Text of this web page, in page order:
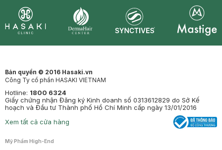
Bản quyền © 2016 Hasaki.vn
Công Ty cổ phần HASAKI VIETNAM
Hotline: 1800 6324
Giấy chứng nhận Đăng ký Kinh doanh số 0313612829 do Sở Kế
hoạch và Đầu tư Thành phố Hồ Chí Minh cấp ngày 13/01/2016
Xem tất cả cửa hàng
Mỹ Phẩm High-End